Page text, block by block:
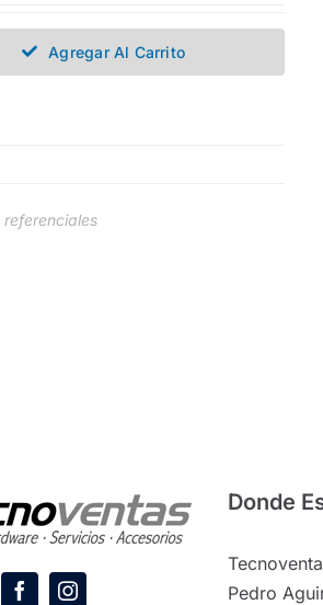
Agregar Al Carrito
Donde
Pedro